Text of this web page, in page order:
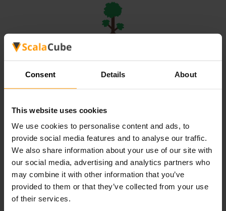
Consent Details About
This website uses cookies
We use cookies to personalise content and ads, to
provide social media features and to analyse our traffic.
We also share information about your use of our site with
our social media, advertising and analytics partners who
may combine it with other information that you’ve
provided to them or that they’ve collected from your use
of their services.
서버 호스팅
Valheim
서버 호스팅
All Games